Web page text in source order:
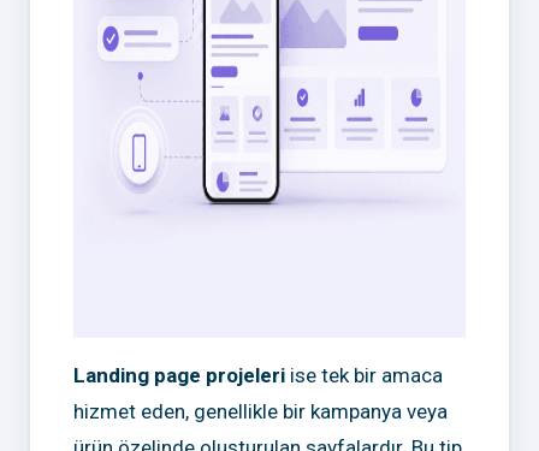
Landing page projeleri ise tek bir amaca
hizmet eden, genellikle bir kampanya veya